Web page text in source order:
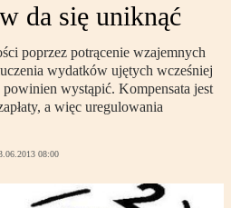
da się uniknąć
poprzez potrącenie wzajemnych
wydatków ujętych wcześniej
wystąpić. Kompensata jest
a więc uregulowania
08:00